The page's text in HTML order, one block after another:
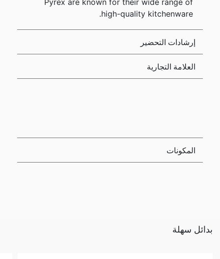
high-quality kitchenware.
إرشادات التحضير
العلامة التجارية
المكونات
بدائل سهلة